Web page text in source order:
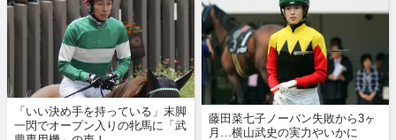
「いい決め手を持っている」末脚
一閃でオープン入りの牝馬に「武
藤田菜七子ノーバン失敗から3ヶ
月…横山武史の実力やいかに